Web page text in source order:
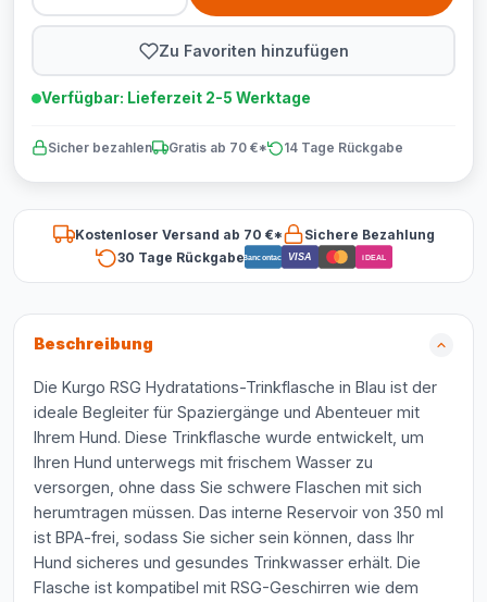
Zu Favoriten hinzufügen
Verfügbar: Lieferzeit 2-5 Werktage
Sicher bezahlen Gratis ab 70 €* 14 Tage Rückgabe
Kostenloser Versand ab 70 €*
Sichere Bezahlung
30 Tage RückgabeBancontact VISA iDEAL
Beschreibung
Die Kurgo RSG Hydratations-Trinkflasche in Blau ist der
ideale Begleiter für Spaziergänge und Abenteuer mit
Ihrem Hund. Diese Trinkflasche wurde entwickelt, um
Ihren Hund unterwegs mit frischem Wasser zu
versorgen, ohne dass Sie schwere Flaschen mit sich
herumtragen müssen. Das interne Reservoir von 350 ml
ist BPA-frei, sodass Sie sicher sein können, dass Ihr
Hund sicheres und gesundes Trinkwasser erhält. Die
Flasche ist kompatibel mit RSG-Geschirren wie dem